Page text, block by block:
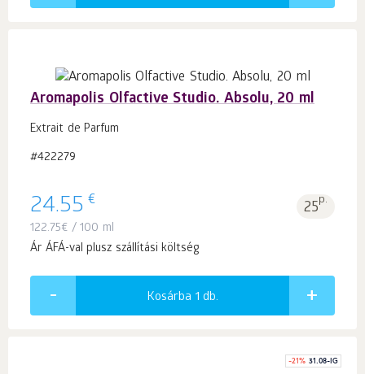
Aromapolis Olfactive Studio. Absolu, 20 ml
Extrait de Parfum
#422279
24.55 € 25p.
122.75€ / 100 ml
Ár ÁFÁ-val plusz szállítási költség
Kosárba 1 db.
-21% 31.08-IG